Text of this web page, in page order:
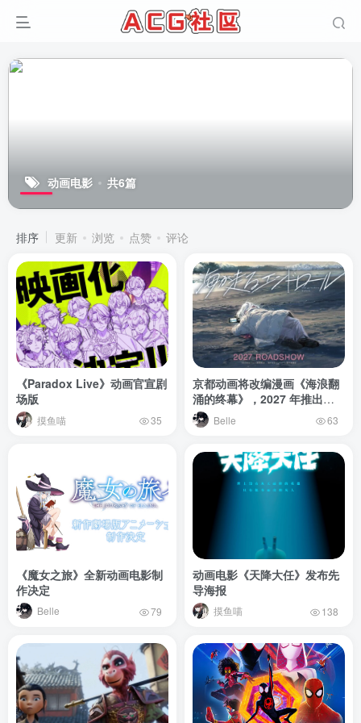
动画电影 共6篇
排序 更新 浏览 点赞 评论
《Paradox Live》动画官宣剧
场版
摸鱼喵 35
京都动画将改编漫画《海浪翻
涌的终幕》，2027 年推出剧
场版Belle 63
《魔女之旅》全新动画电影制
作决定
Belle 79
动画电影《天降大任》发布先
导海报
摸鱼喵 138